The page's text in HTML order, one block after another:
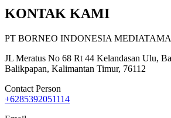
KONTAK KAMI
PT BORNEO INDONESIA MEDIATAMA
JL Meratus No 68 Rt 44 Kelandasan Ulu,
Balikpapan, Kalimantan Timur, 76112
Contact Person
+6285392051114